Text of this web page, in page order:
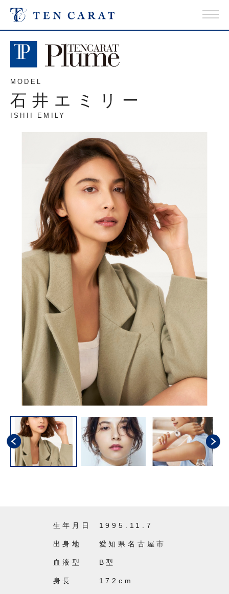
MODEL
石井エミリー
ISHII EMILY
生年月日 1995.11.7
出身地 愛知県名古屋市
血液型 B型
身長 172cm